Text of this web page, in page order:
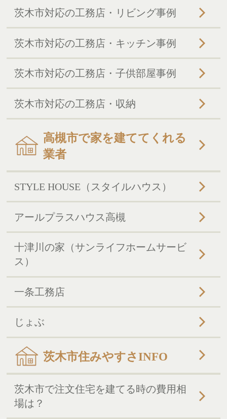
茨木市対応の工務店・リビング事例
茨木市対応の工務店・キッチン事例
茨木市対応の工務店・子供部屋事例
茨木市対応の工務店・収納
高槻市で家を建ててくれる
業者
STYLE HOUSE（スタイルハウス）
アールプラスハウス高槻
十津川の家（サンライフホームサービ
ス）
一条工務店
じょぶ
茨木市住みやすさINFO
茨木市で注文住宅を建てる時の費用相
場は？